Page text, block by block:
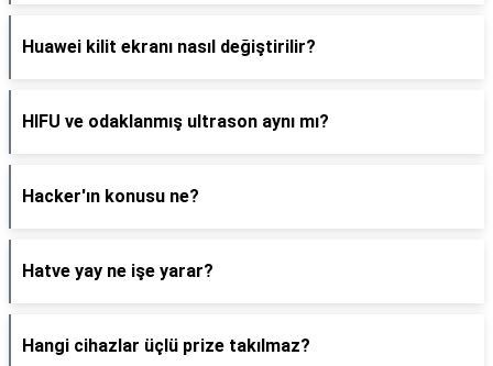
Huawei kilit ekranı nasıl değiştirilir?
HIFU ve odaklanmış ultrason aynı mı?
Hacker'ın konusu ne?
Hatve yay ne işe yarar?
Hangi cihazlar üçlü prize takılmaz?